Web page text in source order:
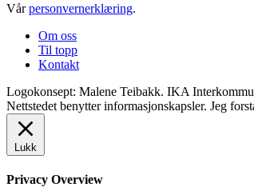
Vårpersonvernerklæring.
Om oss
Til topp
Kontakt
Logokonsept: Malene Teibakk. IKA
Nettstedet benytter informasjonskapsler. Jeg
Lukk
Privacy Overview